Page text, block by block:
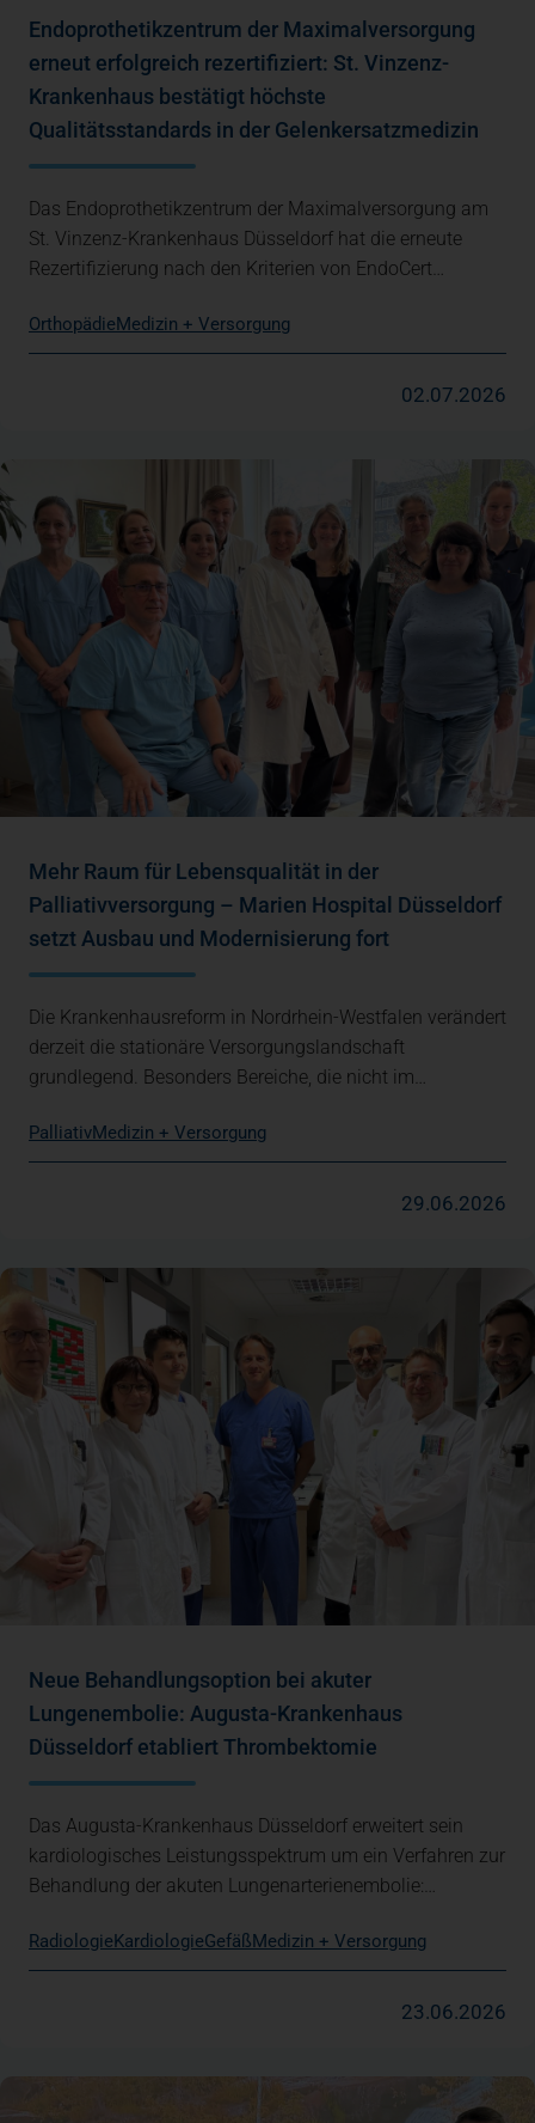
Endoprothetikzentrum der Maximalversorgung
erneut erfolgreich rezertifiziert: St. Vinzenz-
Krankenhaus bestätigt höchste
Qualitätsstandards in der Gelenkersatzmedizin
Das Endoprothetikzentrum der Maximalversorgung am
St. Vinzenz-Krankenhaus Düsseldorf hat die erneute
Rezertifizierung nach den Kriterien von EndoCert…
OrthopädieMedizin + Versorgung
02.07.2026
Mehr Raum für Lebensqualität in der
Palliativversorgung – Marien Hospital Düsseldorf
setzt Ausbau und Modernisierung fort
Die Krankenhausreform in Nordrhein-Westfalen verändert
derzeit die stationäre Versorgungslandschaft
grundlegend. Besonders Bereiche, die nicht im…
PalliativMedizin + Versorgung
29.06.2026
Neue Behandlungsoption bei akuter
Lungenembolie: Augusta-Krankenhaus
Düsseldorf etabliert Thrombektomie
Das Augusta-Krankenhaus Düsseldorf erweitert sein
kardiologisches Leistungsspektrum um ein Verfahren zur
Behandlung der akuten Lungenarterienembolie:…
RadiologieKardiologieGefäßMedizin + Versorgung
23.06.2026